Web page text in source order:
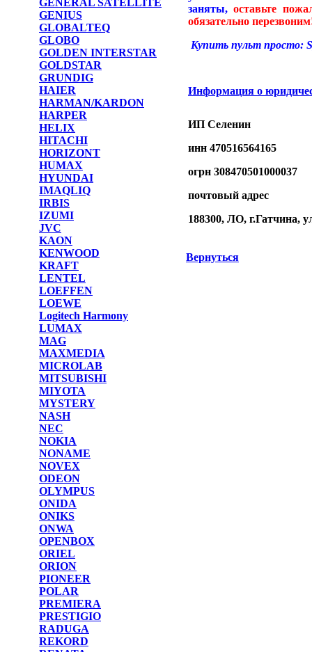
GENERAL SATELLITE
GENIUS
GLOBALTEQ
GLOBO
GOLDEN INTERSTAR
GOLDSTAR
GRUNDIG
HAIER
HARMAN/KARDON
HARPER
HELIX
HITACHI
HORIZONT
HUMAX
HYUNDAI
IMAQLIQ
IRBIS
IZUMI
JVC
KAON
KENWOOD
KRAFT
LENTEL
LOEFFEN
LOEWE
Logitech Harmony
LUMAX
MAG
MAXMEDIA
MICROLAB
MITSUBISHI
MIYOTA
MYSTERY
NASH
NEC
NOKIA
NONAME
NOVEX
ODEON
OLYMPUS
ONIDA
ONIKS
ONWA
OPENBOX
ORIEL
ORION
PIONEER
POLAR
PREMIERA
PRESTIGIO
RADUGA
REKORD
заняты,оставьте
обязательно
Купить пульт просто:
Информация о
ИП Селенин
инн 470516564165
огрн 308470501000037
почтовый адрес
188300, ЛО, г.Гатчина,
Вернуться